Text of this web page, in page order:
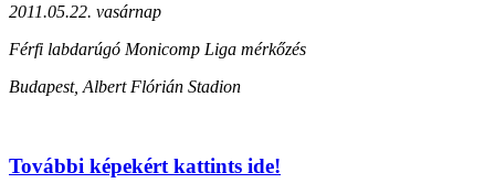
2011.05.22. vasárnap
Férfi labdarúgó Monicomp Liga mérkőzés
Budapest, Albert Flórián Stadion
További képekért kattints ide!